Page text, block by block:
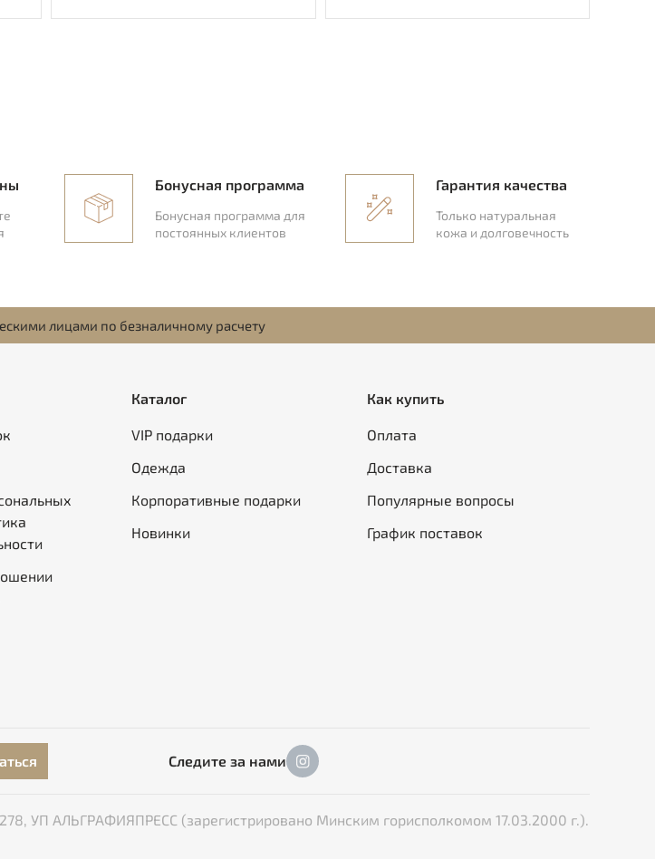
Бонусная программа
Бонусная программа для
постоянных клиентов
Гарантия качества
Только натуральная
кожа и долговечность
лицами по безналичному расчету
Каталог
VIP подарки
Одежда
Корпоративные подарки
Новинки
Как купить
Оплата
Доставка
Популярные вопросы
График поставок
Следите за нами
УП АЛЬГРАФИЯПРЕСС (зарегистрировано Минским горисполкомом 17.03.2000 г.).